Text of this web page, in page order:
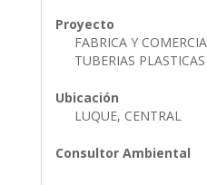
Proyecto
FABRICA Y
TUBERIAS PLASTICAS
Ubicación
LUQUE, CENTRAL
Consultor Ambiental